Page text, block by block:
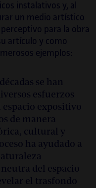
instalativos y, al
un medio artístico
para la obra
artículo y como
ejemplos:
se han
esfuerzos
espacio expositivo
de manera
cultural y
ha ayudado a
del espacio
el trasfondo